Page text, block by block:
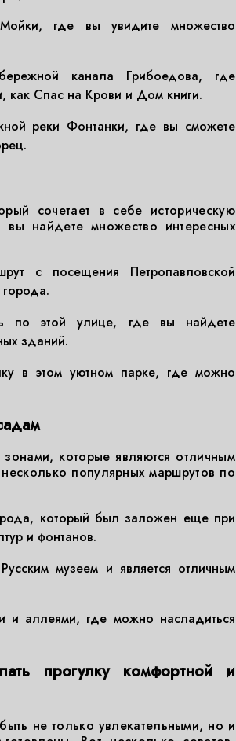
где вы увидите множество
канала Грибоедова, где
как Спас на Крови и Дом книги.
реки Фонтанки, где вы сможете
сочетает в себе историческую
найдете множество интересных
с посещения Петропавловской
по этой улице, где вы найдете
зданий.
в этом уютном парке, где можно
которые являются отличным
популярных маршрутов по
который был заложен еще при
и фонтанов.
музеем и является отличным
и аллеями, где можно насладиться
прогулку комфортной и
не только увлекательными, но и